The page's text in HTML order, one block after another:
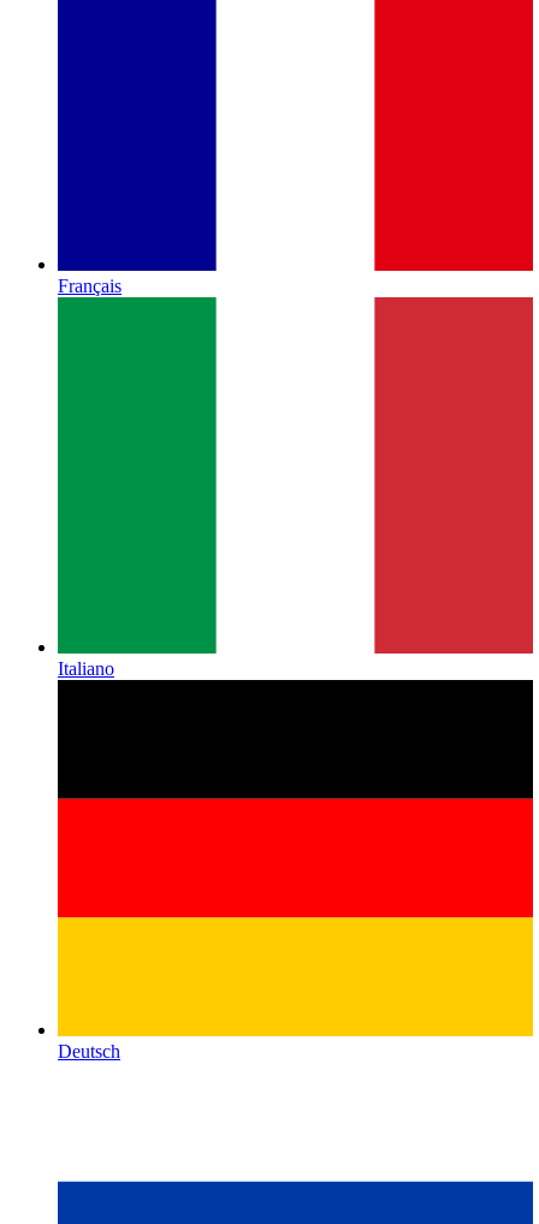
Français
Italiano
Deutsch